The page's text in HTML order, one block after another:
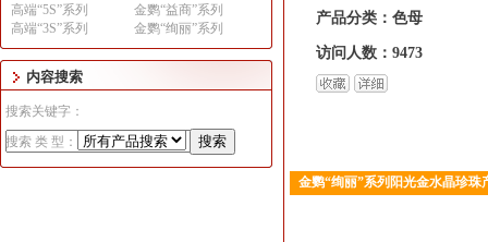
高端“5S”系列
金鹦“益商”系列
高端“3S”系列
金鹦“绚丽”系列
内容搜索
搜索关键字：
搜索 类 型：
产品分类：色母
访问人数：9473
金鹦“绚丽”系列阳光金水晶珍珠